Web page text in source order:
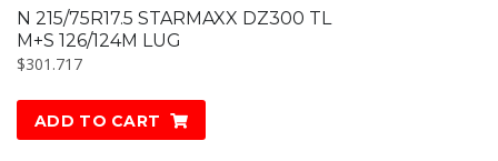
N 215/75R17.5 STARMAXX DZ300 TL
M+S 126/124M LUG
$301.717
ADD TO CART